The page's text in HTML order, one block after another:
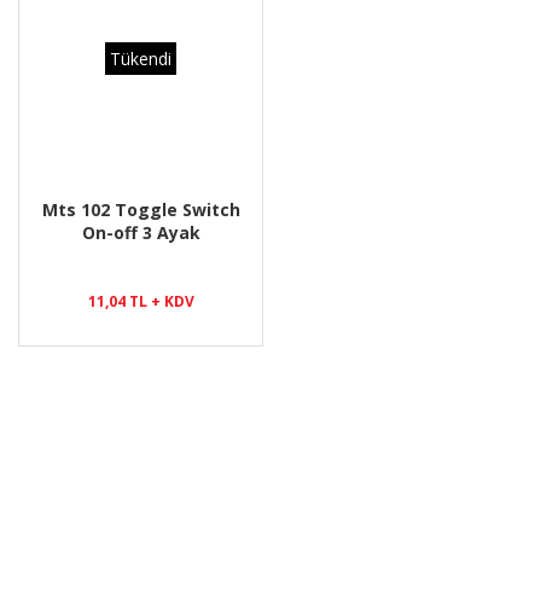
Tükendi
Mts 102 Toggle Switch
On-off 3 Ayak
11,04 TL + KDV